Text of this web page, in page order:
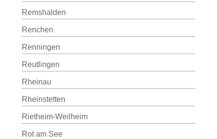
Remshalden
Renchen
Renningen
Reutlingen
Rheinau
Rheinstetten
Rietheim-Weilheim
Rot am See